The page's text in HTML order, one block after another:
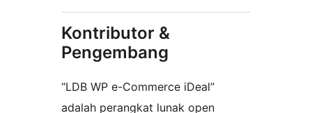
Kontributor &
Pengembang
“LDB WP e-Commerce iDeal”
adalah perangkat lunak open